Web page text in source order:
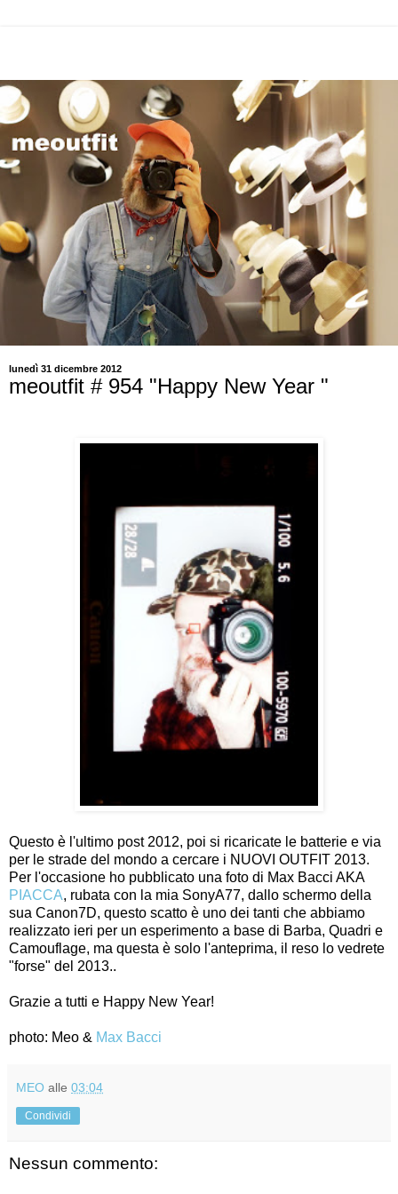
lunedì 31 dicembre 2012
meoutfit # 954 "Happy New Year "
Questo è l'ultimo post 2012, poi si ricaricate le batterie e via
per le strade del mondo a cercare i NUOVI OUTFIT 2013.
Per l'occasione ho pubblicato una foto di Max Bacci AKA
PIACCA, rubata con la mia SonyA77, dallo schermo della
sua Canon7D, questo scatto è uno dei tanti che abbiamo
realizzato ieri per un esperimento a base di Barba, Quadri e
Camouflage, ma questa è solo l'anteprima, il reso lo vedrete
"forse" del 2013..
Grazie a tutti e Happy New Year!
photo: Meo & Max Bacci
MEO alle 03:04
Condividi
Nessun commento: